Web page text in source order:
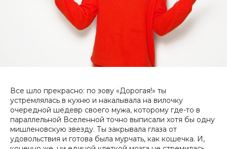
Все шло прекрасно: по зову «Дорогая!» ты
устремлялась в кухню и накалывала на вилочку
очередной шедевр своего мужа, которому где-то в
параллельной Вселенной точно выписали хотя бы одну
мишленовскую звезду. Ты закрывала глаза от
удовольствия и готова была мурчать, как кошечка. И,